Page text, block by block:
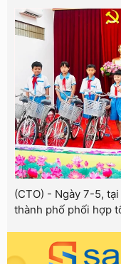
(CTO) - Ngày 7-5,
thành phố phối hợp